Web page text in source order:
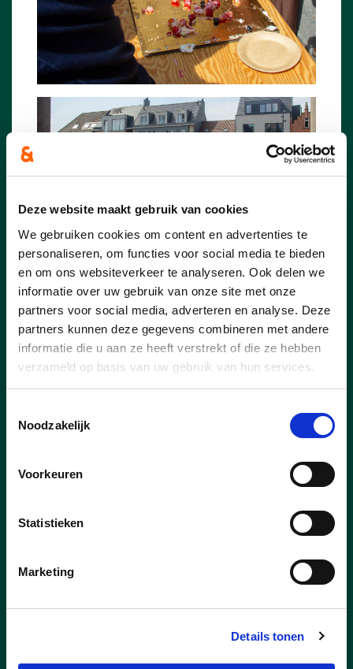
Deze website maakt gebruik van cookies
We gebruiken cookies om content en advertenties te
personaliseren, om functies voor social media te bieden
en om ons websiteverkeer te analyseren. Ook delen we
informatie over uw gebruik van onze site met onze
partners voor social media, adverteren en analyse. Deze
partners kunnen deze gegevens combineren met andere
informatie die u aan ze heeft verstrekt of die ze hebben
verzameld op basis van uw gebruik van hun services.
Noodzakelijk
Voorkeuren
Statistieken
Marketing
Details tonen